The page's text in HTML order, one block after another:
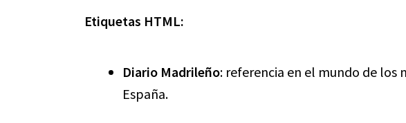
Etiquetas HTML:
Diario Madrileño: referencia en el mundo de los
España.